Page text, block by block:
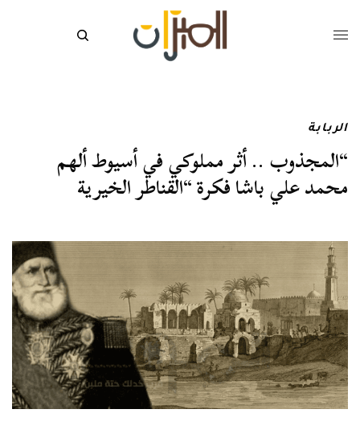
الربابة
“المجذوب .. أثر مملوكي في أسيوط ألهم
محمد علي باشا فكرة “القناطر الخيرية